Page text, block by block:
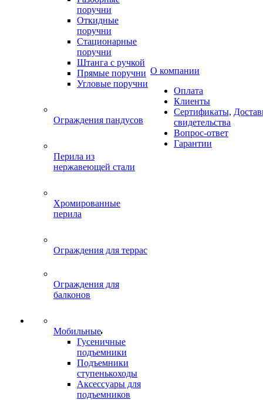
поручни
Откидные
поручни
Стационарные
поручни
Штанга с ручкой
Прямые поручни
Угловые поручни
Ограждения пандусов
Перила из
нержавеющей стали
Хромированные
перила
Ограждения для террас
Ограждения для
балконов
Мобильные
Гусеничные
подъемники
Подъемники
ступенькоходы
Аксессуары для
подъемников
О компании
Оплата
Клиенты
Сертификаты,
свидетельства
Вопрос-ответ
Гарантии